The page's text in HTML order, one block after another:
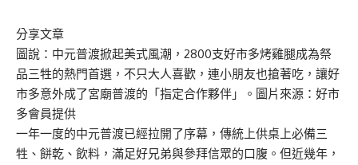
分享文章
圖說：中元普渡掀起美式風潮，2800支好市多烤雞腿成為祭
品三牲的熱門首選，不只大人喜歡，連小朋友也搶著吃，讓好
市多意外成了宮廟普渡的「指定合作夥伴」。圖片來源：好市
多會員提供
一年一度的中元普渡已經拉開了序幕，傳統上供桌上必備三
牲、餅乾、飲料，滿足好兄弟與參拜信眾的口腹。但近幾年，